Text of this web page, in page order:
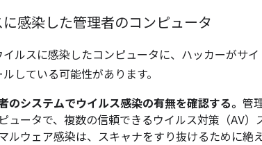
に感染した管理者のコンピュータ
ルスに感染したコンピュータに、ハッカーがサ
している可能性があります。
のシステムでウイルス感染の有無を確認する。 管
ュータで、複数の信頼できるウイルス対策（AV
ルウェア感染は、スキャナをすり抜けるために